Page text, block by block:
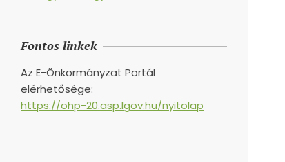
Fontos linkek
Az E-Önkormányzat Portál
elérhetősége:
https://ohp-20.asp.lgov.hu/nyitolap